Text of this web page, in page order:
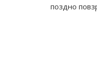
поздно